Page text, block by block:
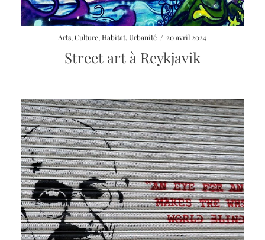
Arts,Culture,Habitat,Urbanité / 20 avril 2024
Street art à Reykjavik